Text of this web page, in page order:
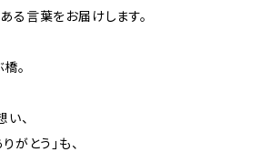
る言葉をお届けします。
。
、
がとう」も、